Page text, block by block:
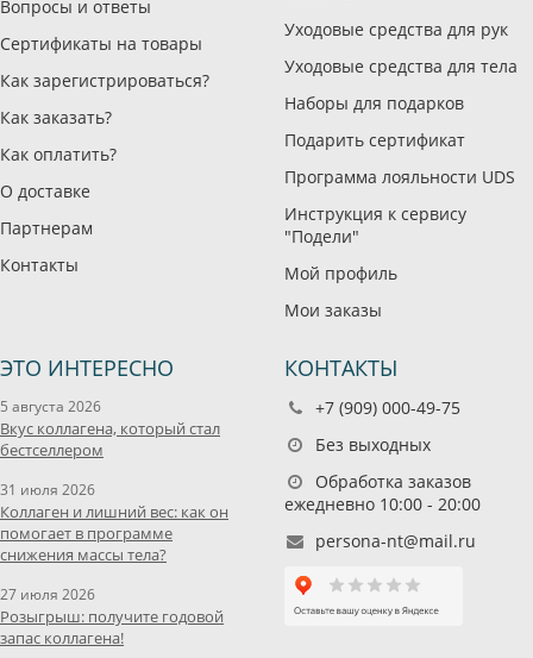
Вопросы и ответы
Сертификаты на товары
Как зарегистрироваться?
Как заказать?
Как оплатить?
О доставке
Партнерам
Контакты
Уходовые средства для рук
Уходовые средства для тела
Наборы для подарков
Подарить сертификат
Программа лояльности UDS
Инструкция к сервису
"Подели"
Мой профиль
Мои заказы
ЭТО ИНТЕРЕСНО
5 августа 2026
Вкус коллагена, который стал
бестселлером
31 июля 2026
Коллаген и лишний вес: как он
помогает в программе
снижения массы тела?
27 июля 2026
Розыгрыш: получите годовой
запас коллагена!
КОНТАКТЫ
+7 (909) 000-49-75
Без выходных
Обработка заказов
ежедневно 10:00 - 20:00
persona-nt@mail.ru